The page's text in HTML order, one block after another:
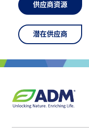
供应商资源
潜在供应商